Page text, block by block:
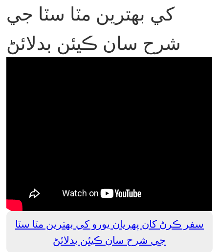
کي بهترين مٽا سٽا جي
شرح سان ڪيئن بدلائڻ
سفر ڪرڻ کان پهريان يورو کي بهترين مٽا سٽا
جي شرح سان ڪيئن بدلائڻ